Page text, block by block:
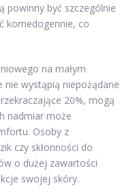
powinny być szczególnie
komedogennie, co
na małym
nie wystąpią niepożądane
20%, mogą
nadmiar może
Osoby z
czy skłonności do
o dużej zawartości
swojej skóry.